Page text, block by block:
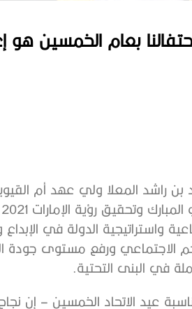
بعام الخمسين هو
المعلا ولي عهد أم القيوين
واستراتيجية الدولة في
الاجتماعي ورفع مستوى جودة
في البنى التحتية.